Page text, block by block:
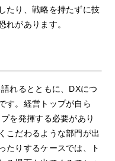
たり、戦略を持たずに技
れがあります。
れるとともに、DXにつ
す。経営トップが自ら
を発揮する必要があり
こだわるような部門が出
たりするケースでは、ト